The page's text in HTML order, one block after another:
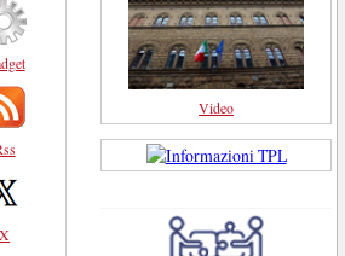
X
Video